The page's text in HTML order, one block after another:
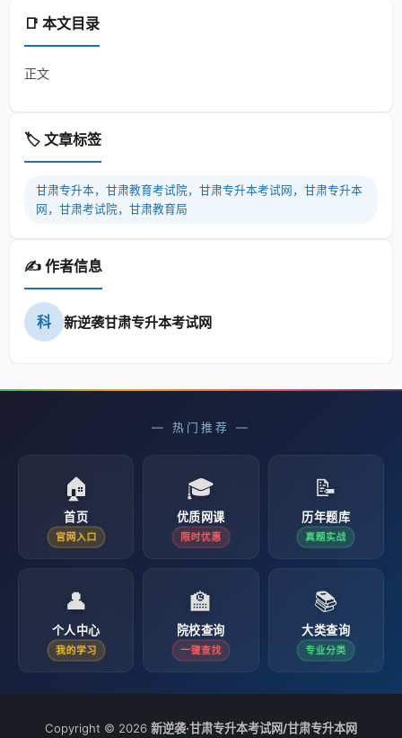
📑 本文目录
正文
🏷️ 文章标签
甘肃专升本，甘肃教育考试院，甘肃专升本考试网，甘肃专升本
网，甘肃考试院，甘肃教育局
✍️ 作者信息
科 新逆袭甘肃专升本考试网
— 热门推荐 —
🏠
首页
官网入口
🎓
优质网课
限时优惠
📝
历年题库
真题实战
👤
个人中心
我的学习
🏫
院校查询
一键查找
📚
大类查询
专业分类
Copyright © 2026 新逆袭·甘肃专升本考试网/甘肃专升本网